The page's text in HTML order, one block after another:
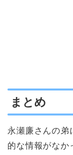
まとめ
永瀬廉さんの弟
的な情報がなか